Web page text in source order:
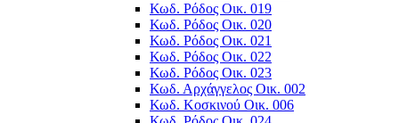
Κωδ. Ρόδος Οικ. 019
Κωδ. Ρόδος Οικ. 020
Κωδ. Ρόδος Οικ. 021
Κωδ. Ρόδος Οικ. 022
Κωδ. Ρόδος Οικ. 023
Κωδ. Αρχάγγελος Οικ. 002
Κωδ. Κοσκινού Οικ. 006